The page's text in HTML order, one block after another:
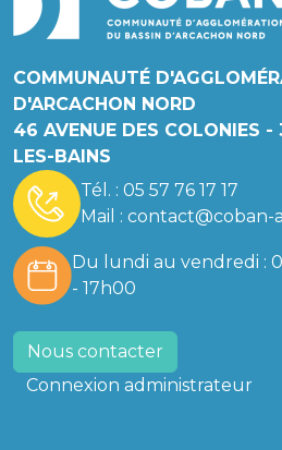
COMMUNAUTÉ
D'ARCACHON NORD
46 AVENUE DES COLONIES -
LES-BAINS
Tél. : 05 57 76 17 17
Mail :
Du lundi au vendredi :
- 17h00
Nous contacter
Connexion administrateur